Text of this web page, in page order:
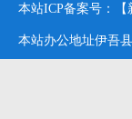
本站ICP备案号：【
本站办公地址伊吾